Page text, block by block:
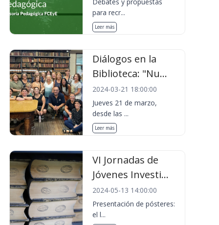
para recr...
Leer más
Diálogos en la
Biblioteca: "Nu...
2024-03-21 18:00:00
Jueves 21 de marzo,
desde las ...
Leer más
VI Jornadas de
Jóvenes Investi...
2024-05-13 14:00:00
Presentación de pósteres:
el l...